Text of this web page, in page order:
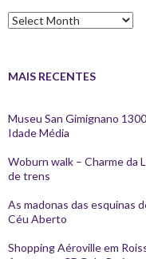
Arquivos
MAIS RECENTES
Museu San Gimignano
Idade Média
Woburn walk – Charme da
de trens
As madonas das esquinas
Céu Aberto
Shopping Aéroville em